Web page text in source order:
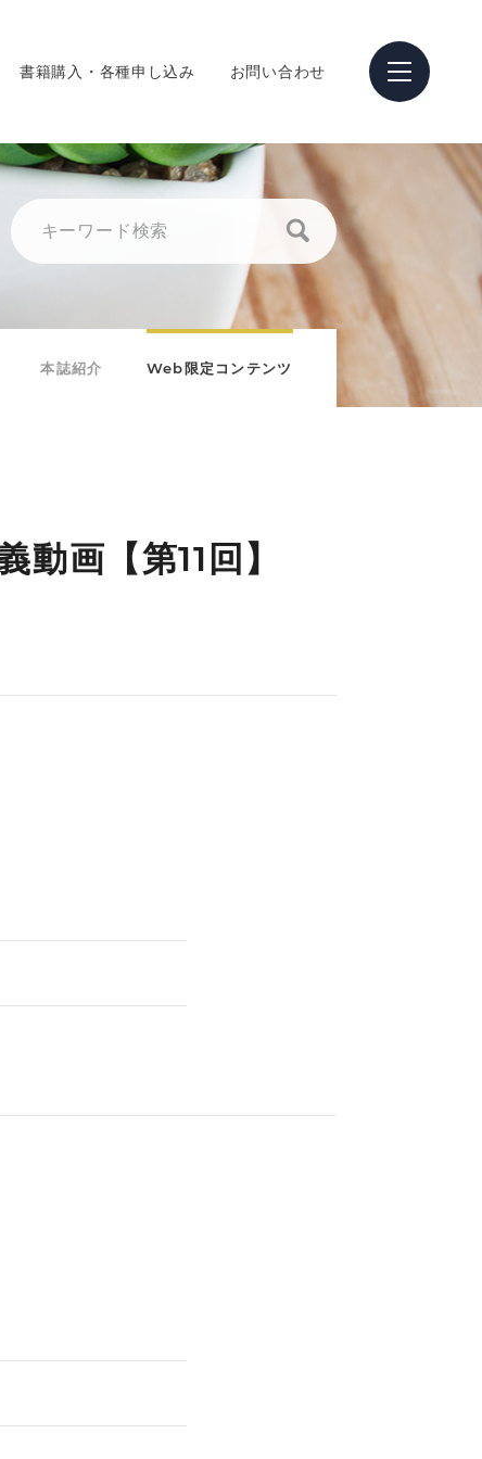
書籍購入・各種申し込み お問い合わせ
本誌紹介 Web限定コンテンツ
画【第11回】